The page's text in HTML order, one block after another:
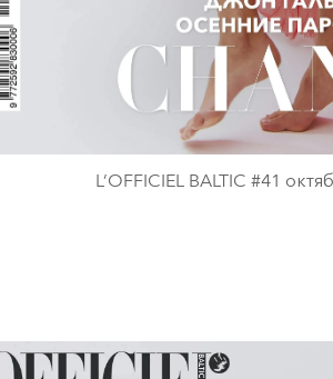
L’OFFICIEL BALTIC #41